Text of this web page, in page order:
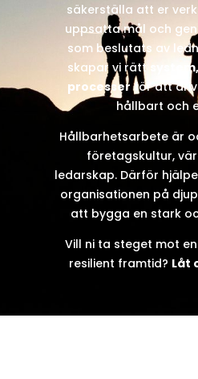
säkerställa att er
uppsatta mål och
som beslutats av
skapar vi rätt
processerför att
hållbart och
Hållbarhetsarbete är
företagskultur,
ledarskap. Därför
organisationen på
att bygga en stark
Vill ni ta steget mot
resilient framtid? Låt